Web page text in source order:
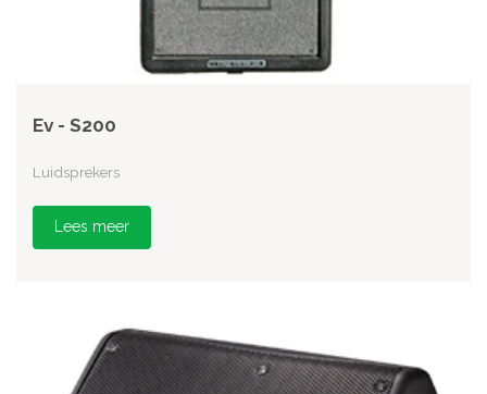
Ev - S200
Luidsprekers
Lees meer